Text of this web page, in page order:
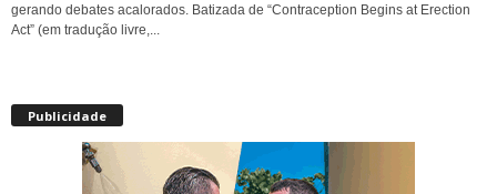
gerando debates acalorados. Batizada de “Contraception Begins at Erection
Act” (em tradução livre,...
Publicidade